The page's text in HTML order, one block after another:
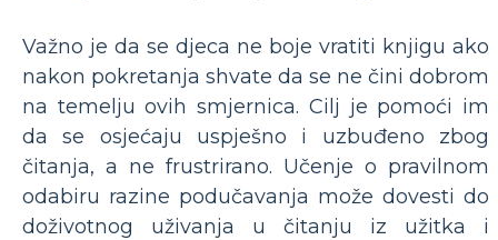
Važno je da se djeca ne boje vratiti knjigu ako
nakon pokretanja shvate da se ne čini dobrom
na temelju ovih smjernica. Cilj je pomoći im
da se osjećaju uspješno i uzbuđeno zbog
čitanja, a ne frustrirano. Učenje o pravilnom
odabiru razine podučavanja može dovesti do
doživotnog uživanja u čitanju iz užitka i